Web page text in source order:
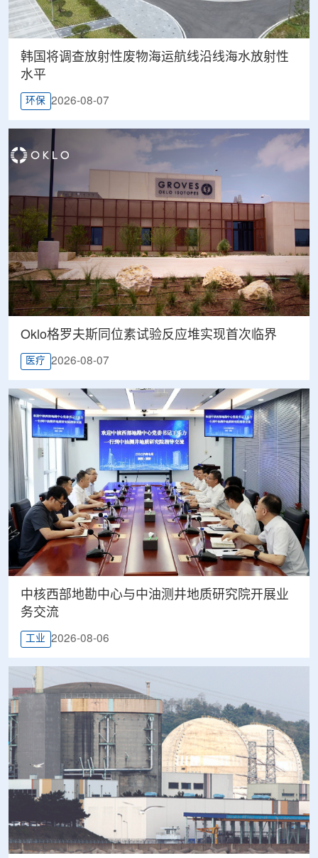
韩国将调查放射性废物海运航线沿线海水放射性
水平
环保 2026-08-07
Oklo格罗夫斯同位素试验反应堆实现首次临界
医疗 2026-08-07
中核西部地勘中心与中油测井地质研究院开展业
务交流
工业 2026-08-06